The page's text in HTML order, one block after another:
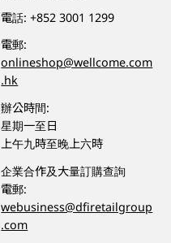
電話:+852 3001 1299
電郵:
onlineshop@wellcome.com
.hk
辦公時間:
星期一至日
上午九時至晚上六時
企業合作及大量訂購查詢
電郵:
webusiness@dfiretailgroup
.com